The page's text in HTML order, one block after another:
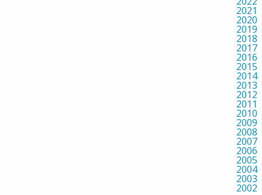
2021
2020
2019
2018
2017
2016
2015
2014
2013
2012
2011
2010
2009
2008
2007
2006
2005
2004
2003
2002